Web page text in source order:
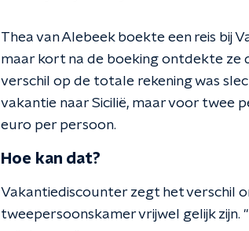
Thea van Alebeek boekte een reis bij
maar kort na de boeking ontdekte ze
verschil op de totale rekening was
vakantie naar Sicilië, maar voor twee
euro per persoon.
Hoe kan dat?
Vakantiediscounter zegt het verschil
tweepersoonskamer vrijwel gelijk zijn.